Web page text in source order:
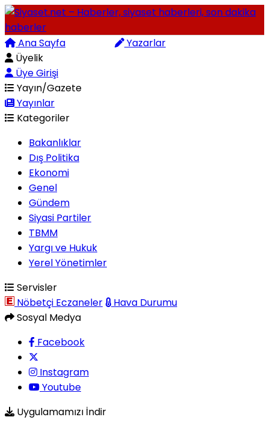
Ana Sayfa
Yazarlar
Üyelik
Üye Girişi
Yayın/Gazete
Yayınlar
Kategoriler
Bakanlıklar
Dış Politika
Ekonomi
Genel
Gündem
Siyasi Partiler
TBMM
Yargı ve Hukuk
Yerel Yönetimler
Servisler
Nöbetçi Eczaneler
Hava Durumu
Sosyal Medya
Facebook
Instagram
Youtube
Uygulamamızı İndir